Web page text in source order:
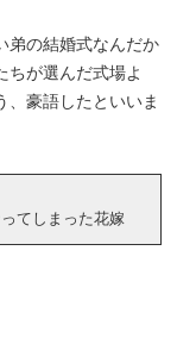
弟の結婚式なんだか
ちが選んだ式場よ
、豪語したといいま
てしまった花嫁